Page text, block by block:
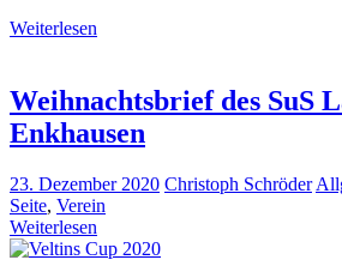
Weiterlesen
Weihnachtsbrief des SuS
Enkhausen
23. Dezember 2020 Christoph Schröder
Seite, Verein
Weiterlesen